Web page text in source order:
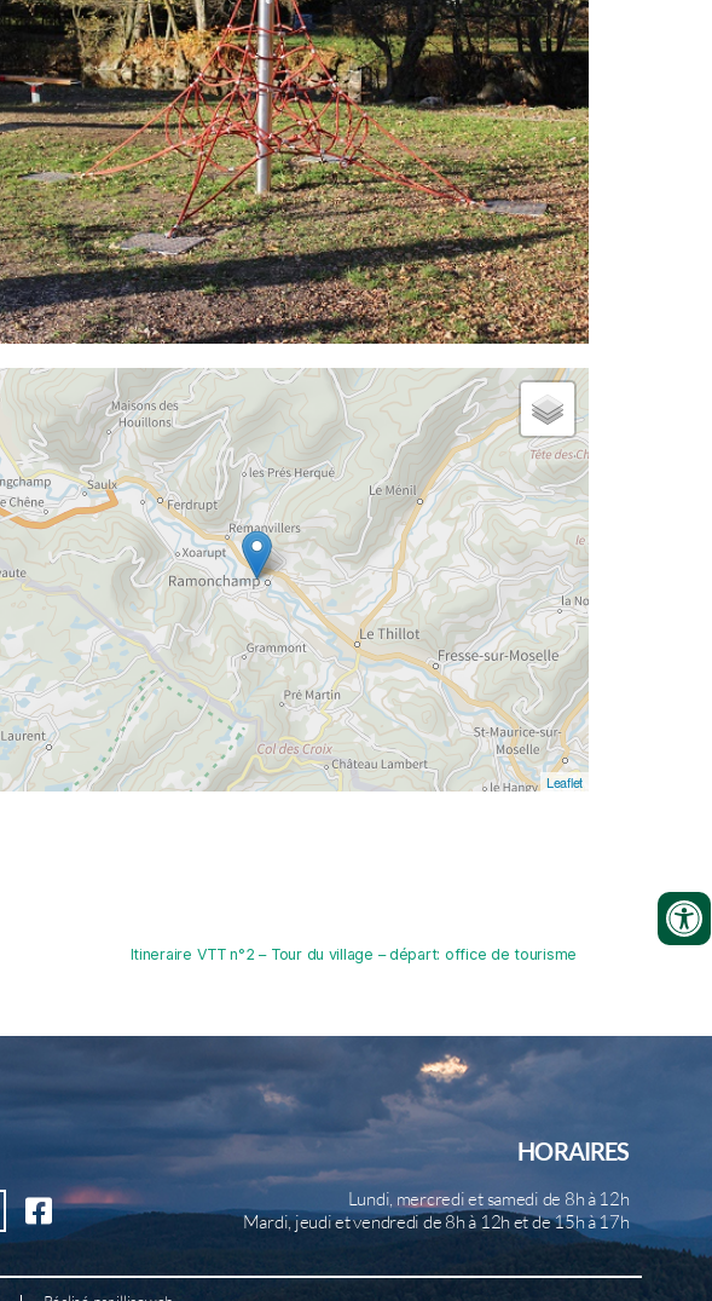
Leaflet
Itineraire VTT n°2 – Tour du village – départ: office de tourisme
HORAIRES
Lundi, mercredi et samedi de 8h à 12h
Mardi, jeudi et vendredi de 8h à 12h et de 15h à 17h